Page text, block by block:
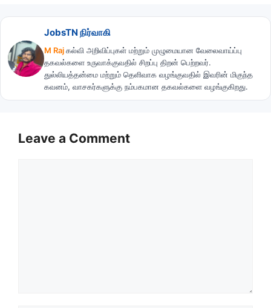
JobsTN நிர்வாகி
M Rajகல்வி அறிவிப்புகள் மற்றும் முழுமையான வேலைவாய்ப்பு
தகவல்களை உருவாக்குவதில் சிறப்பு திறன் பெற்றவர்.
துல்லியத்தன்மை மற்றும் தெளிவாக வழங்குவதில் இவரின் மிகுந்த
கவனம், வாசகர்களுக்கு நம்பகமான தகவல்களை வழங்குகிறது.
Leave a Comment